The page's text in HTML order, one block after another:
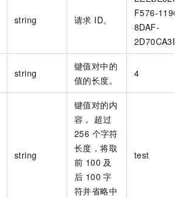
string 请求 ID。
F576-1196-
8DAF-
string
键值对中的
值的长度。
4
string
键值对的内
容， 超过
256 个字符
长度，将取
前 100 及
后 100 字
符并省略中
test